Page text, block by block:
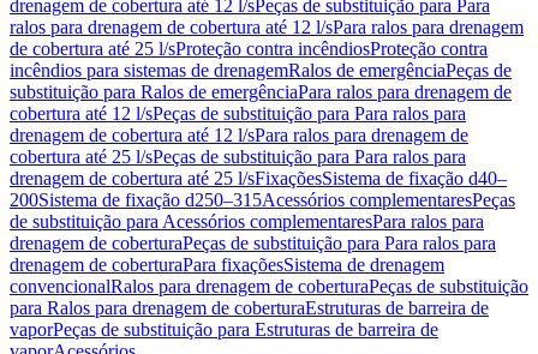
drenagem de cobertura até 12 l/sPeças de substituição para Para
ralos para drenagem de cobertura até 12 l/sPara ralos para drenagem
de cobertura até 25 l/sProteção contra incêndiosProteção contra
incêndios para sistemas de drenagemRalos de emergênciaPeças de
substituição para Ralos de emergênciaPara ralos para drenagem de
cobertura até 12 l/sPeças de substituição para Para ralos para
drenagem de cobertura até 12 l/sPara ralos para drenagem de
cobertura até 25 l/sPeças de substituição para Para ralos para
drenagem de cobertura até 25 l/sFixaçõesSistema de fixação d40–
200Sistema de fixação d250–315Acessórios complementaresPeças
de substituição para Acessórios complementaresPara ralos para
drenagem de coberturaPeças de substituição para Para ralos para
drenagem de coberturaPara fixaçõesSistema de drenagem
convencionalRalos para drenagem de coberturaPeças de substituição
para Ralos para drenagem de coberturaEstruturas de barreira de
vaporPeças de substituição para Estruturas de barreira de